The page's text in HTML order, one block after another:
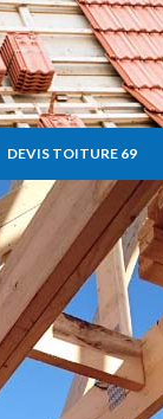
DEVIS TOITURE 69